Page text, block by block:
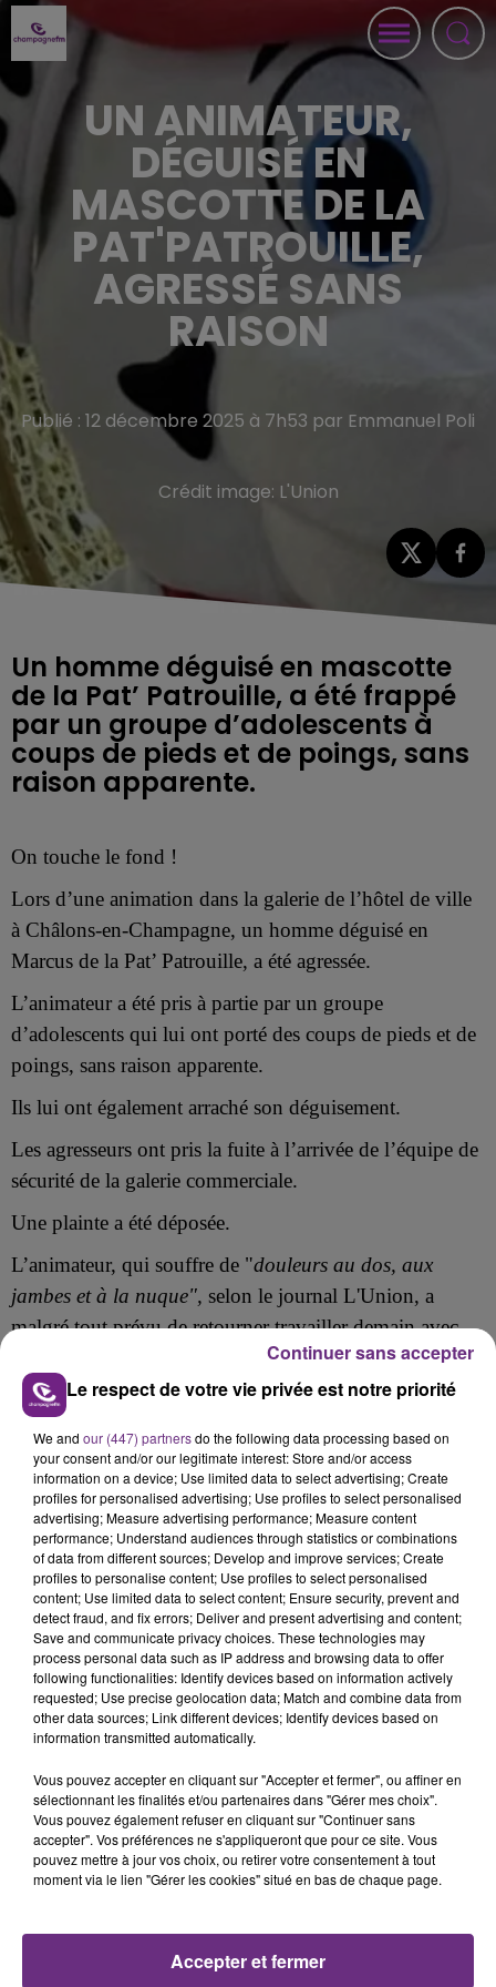
UN ANIMATEUR,
DÉGUISÉ EN
MASCOTTE DE LA
PAT'PATROUILLE,
AGRESSÉ SANS
RAISON
Publié : 12 décembre 2025 à 7h53 par Emmanuel Poli
Crédit image: L'Union
Un homme déguisé en mascotte
de la Pat’ Patrouille, a été frappé
par un groupe d’adolescents à
coups de pieds et de poings, sans
raison apparente.
On touche le fond !
Lors d’une animation dans la galerie de l’hôtel de ville
à Châlons-en-Champagne, un homme déguisé en
Marcus de la Pat’ Patrouille, a été agressée.
L’animateur a été pris à partie par un groupe
d’adolescents qui lui ont porté des coups de pieds et de
poings, sans raison apparente.
Ils lui ont également arraché son déguisement.
Les agresseurs ont pris la fuite à l’arrivée de l’équipe de
sécurité de la galerie commerciale.
Une plainte a été déposée.
L’animateur, qui souffre de "douleurs au dos, aux
jambes et à la nuque", selon le journal L'Union, a
malgré tout prévu de retourner travailler demain avec
FIL D'ACTU
11h06
JAMAIS SANS MON FRÈRE
mois. Sa sœur poursuit ses recherches pour le
retrouver.
Le respect de votre vie privée est notre priorité
We and our (447) partnersdo the following data processing based on
your consent and/or our legitimate interest: Store and/or access
information on a device; Use limited data to select advertising; Create
profiles for personalised advertising; Use profiles to select personalised
advertising; Measure advertising performance; Measure content
performance; Understand audiences through statistics or combinations
of data from different sources; Develop and improve services; Create
profiles to personalise content; Use profiles to select personalised
content; Use limited data to select content; Ensure security, prevent and
detect fraud, and fix errors; Deliver and present advertising and content;
Save and communicate privacy choices. These technologies may
process personal data such as IP address and browsing data to offer
following functionalities: Identify devices based on information actively
requested; Use precise geolocation data; Match and combine data from
other data sources; Link different devices; Identify devices based on
information transmitted automatically.
Vous pouvez accepter en cliquant sur "Accepter et fermer", ou affiner en
sélectionnant les finalités et/ou partenaires dans "Gérer mes choix".
Vous pouvez également refuser en cliquant sur "Continuer sans
accepter". Vos préférences ne s'appliqueront que pour ce site. Vous
pouvez mettre à jour vos choix, ou retirer votre consentement à tout
moment via le lien "Gérer les cookies" situé en bas de chaque page.
Accepter et fermer
Continuer sans accepter